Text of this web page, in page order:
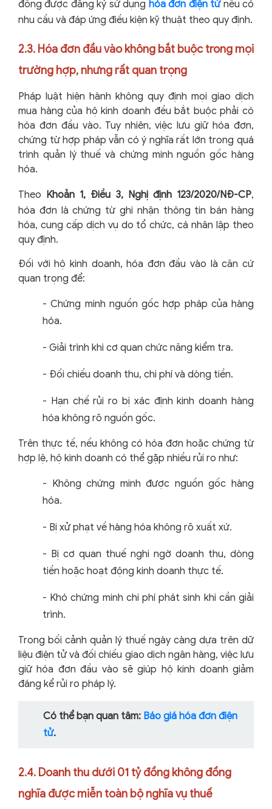
đồng được đăng ký sử dụng hóa đơn điện tửnếu có
nhu cầu và đáp ứng điều kiện kỹ thuật theo quy định.
2.3. Hóa đơn đầu vào không bắt buộc trong mọi
trường hợp, nhưng rất quan trọng
Pháp luật hiện hành không quy định mọi giao dịch
mua hàng của hộ kinh doanh đều bắt buộc phải có
hóa đơn đầu vào. Tuy nhiên, việc lưu giữ hóa đơn,
chứng từ hợp pháp vẫn có ý nghĩa rất lớn trong quá
trình quản lý thuế và chứng minh nguồn gốc hàng
hóa.
Theo Khoản 1, Điều 3, Nghị định 123/2020/NĐ-CP,
hóa đơn là chứng từ ghi nhận thông tin bán hàng
hóa, cung cấp dịch vụ do tổ chức, cá nhân lập theo
quy định.
Đối với hộ kinh doanh, hóa đơn đầu vào là căn cứ
quan trọng để:
- Chứng minh nguồn gốc hợp pháp của hàng
hóa.
- Giải trình khi cơ quan chức năng kiểm tra.
- Đối chiếu doanh thu, chi phí và dòng tiền.
- Hạn chế rủi ro bị xác định kinh doanh hàng
hóa không rõ nguồn gốc.
Trên thực tế, nếu không có hóa đơn hoặc chứng từ
hợp lệ, hộ kinh doanh có thể gặp nhiều rủi ro như:
- Không chứng minh được nguồn gốc hàng
hóa.
- Bị xử phạt về hàng hóa không rõ xuất xứ.
- Bị cơ quan thuế nghi ngờ doanh thu, dòng
tiền hoặc hoạt động kinh doanh thực tế.
- Khó chứng minh chi phí phát sinh khi cần giải
trình.
Trong bối cảnh quản lý thuế ngày càng dựa trên dữ
liệu điện tử và đối chiếu giao dịch ngân hàng, việc lưu
giữ hóa đơn đầu vào sẽ giúp hộ kinh doanh giảm
đáng kể rủi ro pháp lý.
Có thể bạn quan tâm: Báo giá hóa đơn điện
tử.
2.4. Doanh thu dưới 01 tỷ đồng không đồng
nghĩa được miễn toàn bộ nghĩa vụ thuế